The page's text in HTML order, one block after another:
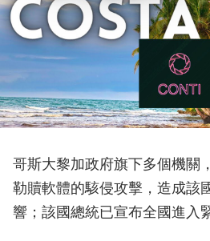
哥斯大黎加政府旗下多個機關
勒贖軟體的駭侵攻擊，造成該
響；該國總統已宣布全國進入